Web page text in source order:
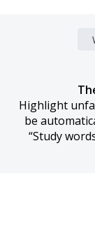
Highlight
be
“Study